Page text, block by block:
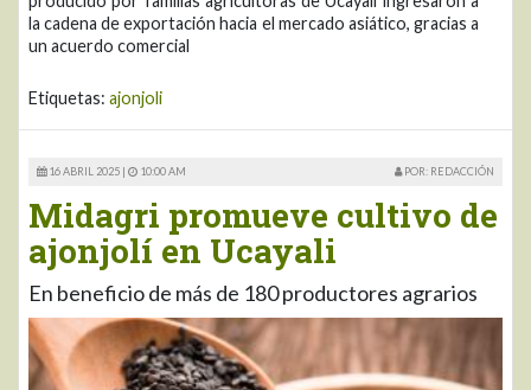
la cadena de exportación hacia el mercado asiático, gracias a
un acuerdo comercial
Etiquetas: ajonjoli
16 ABRIL 2025 | 10:00 AM POR: REDACCIÓN
Midagri promueve cultivo de
ajonjolí en Ucayali
En beneficio de más de 180 productores agrarios